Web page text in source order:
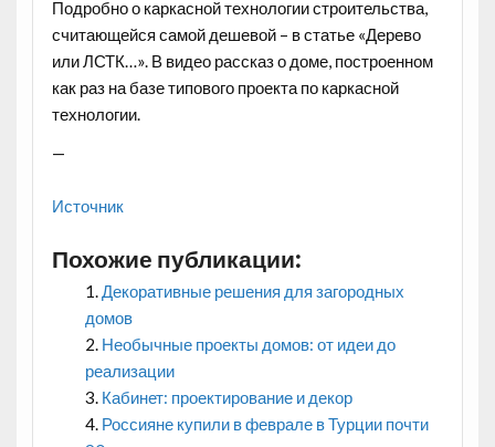
Подробно о каркасной технологии строительства,
считающейся самой дешевой – в статье «Дерево
или ЛСТК…». В видео рассказ о доме, построенном
как раз на базе типового проекта по каркасной
технологии.
—
Источник
Похожие публикации:
Декоративные решения для загородных
домов
Необычные проекты домов: от идеи до
реализации
Кабинет: проектирование и декор
Россияне купили в феврале в Турции почти